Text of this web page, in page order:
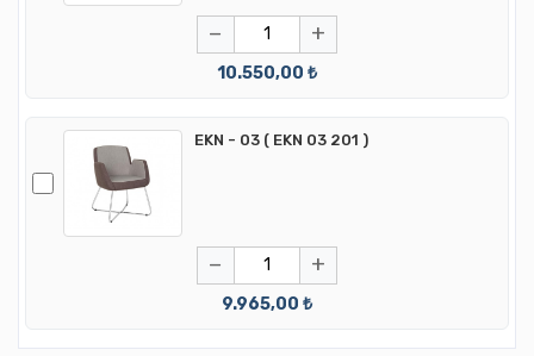
− +
10.550,00 ₺
EKN - 03 ( EKN 03 201 )
− +
9.965,00 ₺